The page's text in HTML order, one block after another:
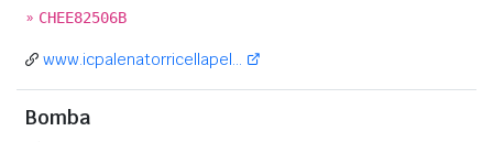
» CHEE82506B
www.icpalenatorricellapel...
Bomba